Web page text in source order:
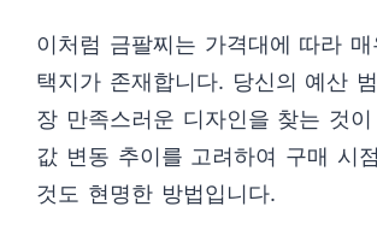
이처럼 금팔찌는 가격대에 따라
택지가 존재합니다. 당신의 예산
장 만족스러운 디자인을 찾는 것
값 변동 추이를 고려하여 구매 시
것도 현명한 방법입니다.